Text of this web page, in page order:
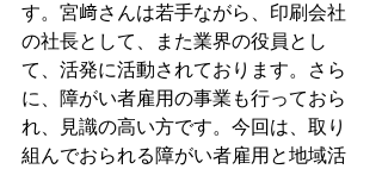
す。宮﨑さんは若手ながら、印刷会社
の社長として、また業界の役員とし
て、活発に活動されております。さら
に、障がい者雇用の事業も行っておら
れ、見識の高い方です。今回は、取り
組んでおられる障がい者雇用と地域活